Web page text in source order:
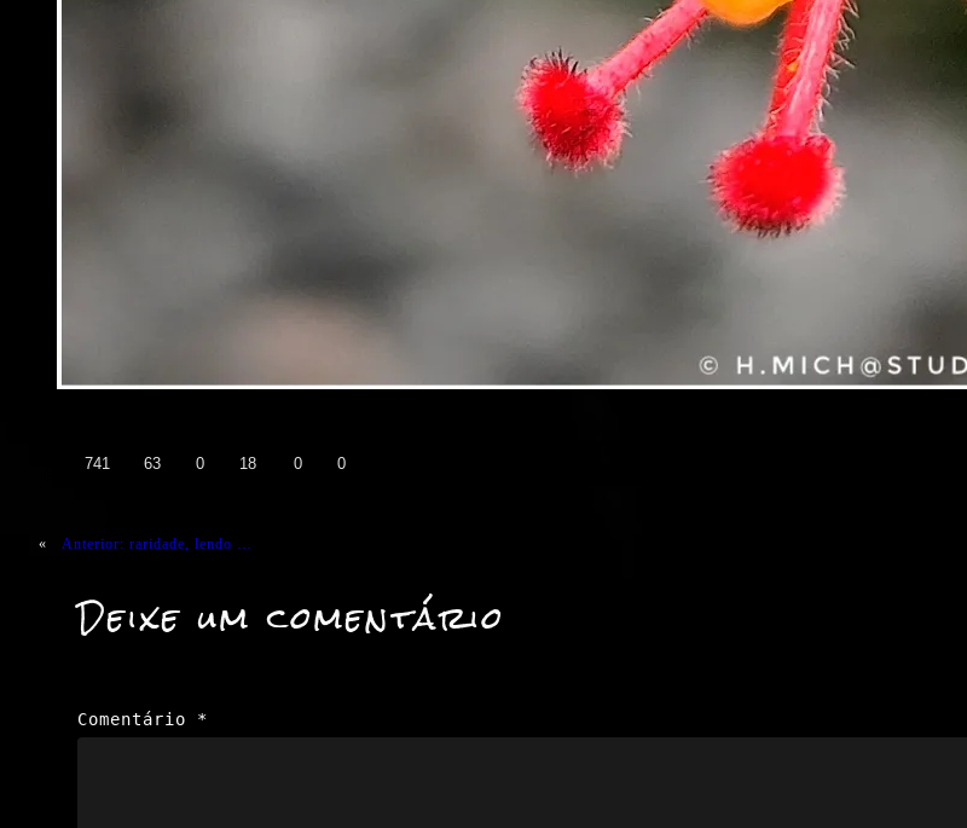
741 63 0 18 0 0
« Anterior: raridade, lendo …
Deixe um comentário
Comentário *